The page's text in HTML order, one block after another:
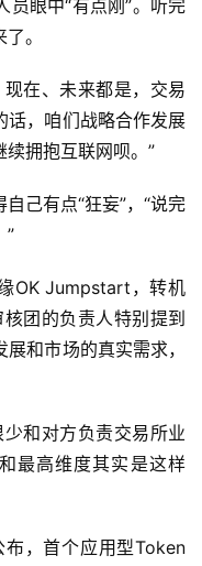
员眼中“有点刚”。听完
。
在、未来都是，交易
话，咱们战略合作发展
拥抱互联网呗。”
己有点“狂妄”，“说完
”
OK Jumpstart，转机
团的负责人特别提到
和市场的真实需求，
和对方负责交易所业
最高维度其实是这样
，首个应用型Token